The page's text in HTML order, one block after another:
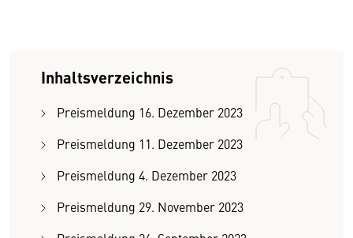
Inhaltsverzeichnis
Preismeldung 16. Dezember 2023
Preismeldung 11. Dezember 2023
Preismeldung 4. Dezember 2023
Preismeldung 29. November 2023